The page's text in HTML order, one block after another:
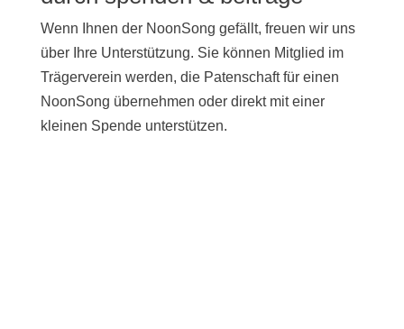
Wenn Ihnen der NoonSong gefällt, freuen wir uns
über Ihre Unterstützung. Sie können Mitglied im
Trägerverein werden, die Patenschaft für einen
NoonSong übernehmen oder direkt mit einer
kleinen Spende unterstützen.